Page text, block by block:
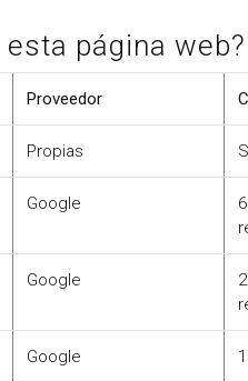
página web?
Proveedor
Propias
Google
Google
Google